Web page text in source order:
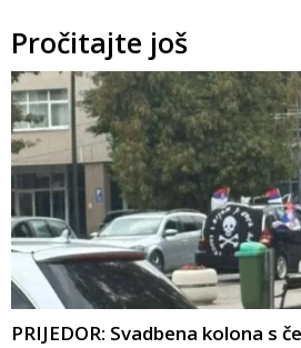
Pročitajte još
PRIJEDOR: Svadbena kolona s